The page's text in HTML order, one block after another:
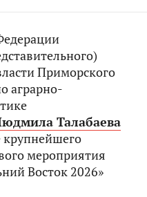
Приморского
аграрно-
Талабаева
крупнейшего
мероприятия
Восток 2026»